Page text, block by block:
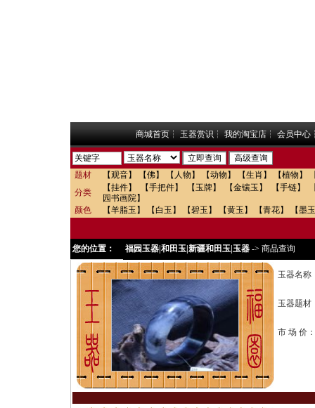
商城首页 ┆ 玉器赏识 ┆ 我的淘宝店 ┆ 会员中心
题材 【观音】 【佛】 【人物】 【动物】 【生肖】 【植物】
分类
【挂件】 【手把件】 【玉牌】 【金镶玉】 【手链】
园书画院】
颜色
【羊脂玉】 【白玉】 【碧玉】 【黄玉】 【青花】 【墨
您的位置： 福园玉器|和田玉|新疆和田玉|玉器 -> 商品查询
玉器名称
玉器题材
市 场 价：